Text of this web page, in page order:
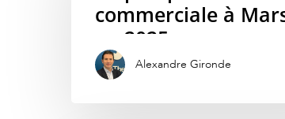
commerciale à
en 2025
Alexandre Gironde